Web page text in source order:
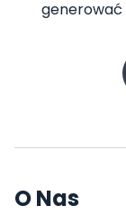
generować
O Nas